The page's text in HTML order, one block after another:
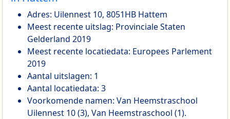
Adres: Uilennest 10, 8051HB Hattem
Meest recente uitslag: Provinciale Staten
Gelderland 2019
Meest recente locatiedata: Europees Parlement
2019
Aantal uitslagen: 1
Aantal locatiedata: 3
Voorkomende namen: Van Heemstraschool
Uilennest 10 (3), Van Heemstraschool (1).